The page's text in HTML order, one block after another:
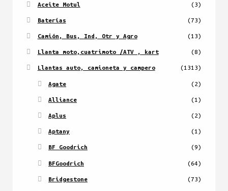
Aceite Motul (3)
Baterías (73)
Camión, Bus, Ind, Otr y Agro (13)
Llanta moto,cuatrimoto /ATV , kart (8)
Llantas auto, camioneta y campero (1313)
Agate (2)
Alliance (1)
Aplus (2)
Aptany (1)
BF Goodrich (9)
BFGoodrich (64)
Bridgestone (73)